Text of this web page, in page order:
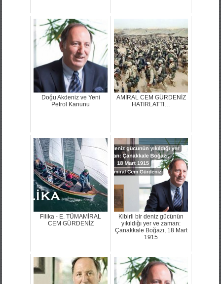
Doğu Akdeniz ve Yeni
Petrol Kanunu
AMİRAL CEM GÜRDENİZ
HATIRLATTI…
Filika - E. TÜMAMİRAL
CEM GÜRDENİZ
Kibirli bir deniz gücünün
yıkıldığı yer ve zaman:
Çanakkale Boğazı, 18 Mart
1915